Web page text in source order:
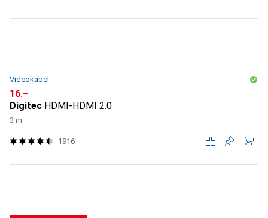
Videokabel
CHF
16.–
Digitec HDMI-HDMI 2.0
3 m
1916